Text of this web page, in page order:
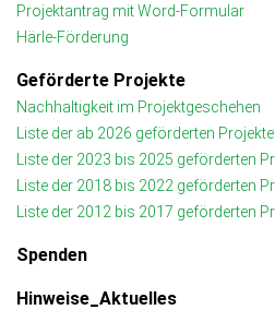
Projektantrag mit Word-Formular
Härle-Förderung
Geförderte Projekte
Nachhaltigkeit im Projektgeschehen
Liste der ab 2026 geförderten Projekte
Liste der 2023 bis 2025 geförderten
Liste der 2018 bis 2022 geförderten
Liste der 2012 bis 2017 geförderten
Spenden
Hinweise_Aktuelles